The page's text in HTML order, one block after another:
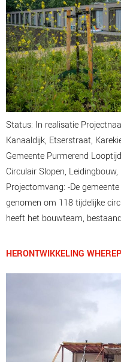
Status: In realisatie
Kanaaldijk, Etserstraat,
Gemeente Purmerend
Circulair Slopen,
Projectomvang: -De
genomen om 118 tijdelijke
heeft het bouwteam,
HERONTWIKKELING